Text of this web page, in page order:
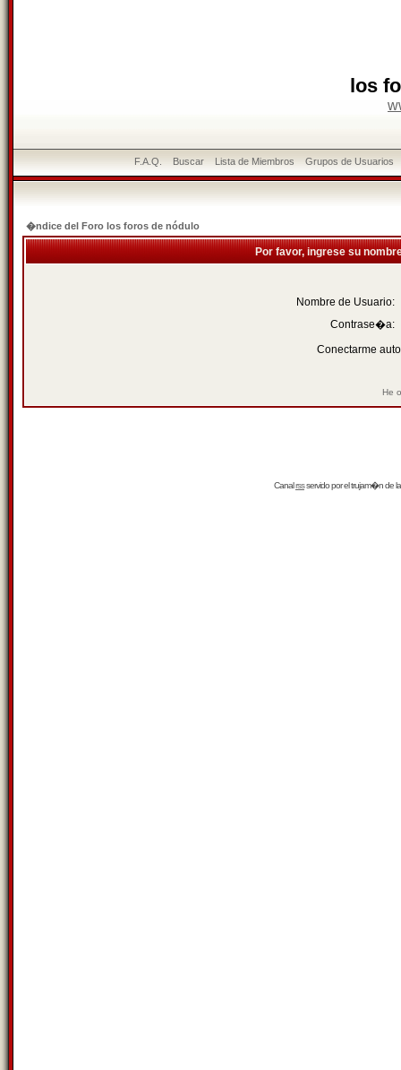
los
F.A.Q. Buscar Lista de Miembros Grupos de Usuarios
�ndice del Foro los foros de nódulo
Por favor, ingrese su
Nombre de Usuario:
Contrase�a:
Conectarme
He
Canalrssservido por eltrujam�nde